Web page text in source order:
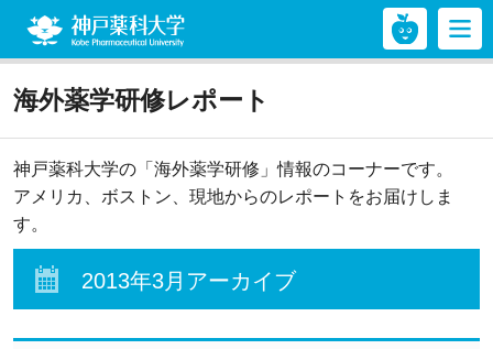
海外薬学研修レポート
神戸薬科大学の「海外薬学研修」情報のコーナーです。
アメリカ、ボストン、現地からのレポートをお届けしま
す。
2013年3月アーカイブ
神戸薬科大学